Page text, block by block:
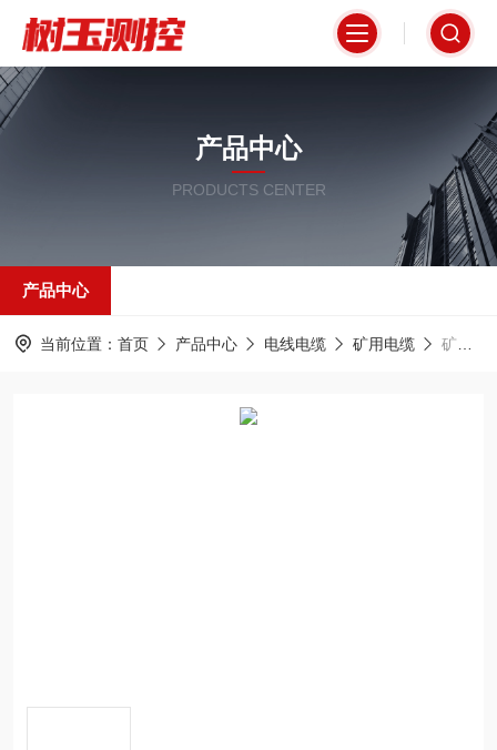
产品中心
PRODUCTS CENTER
产品中心
当前位置： 首页 产品中心 电线电缆 矿用电缆 矿用通信电缆